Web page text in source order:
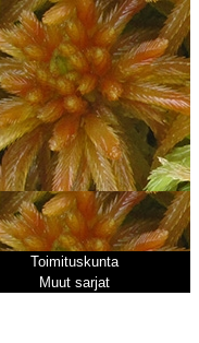
Toimituskunta
Muut sarjat